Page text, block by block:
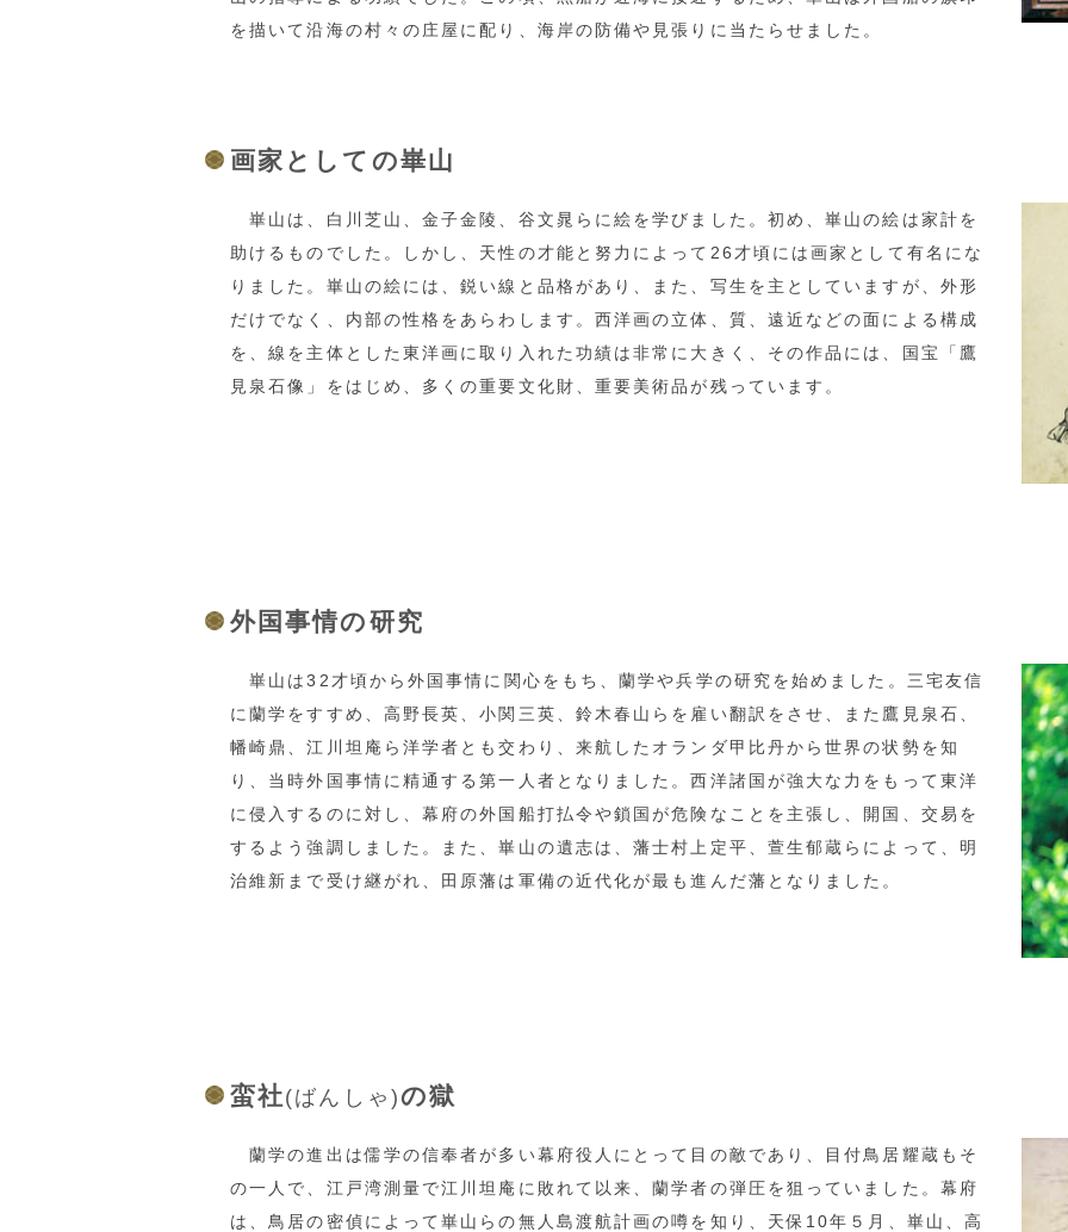
を描いて沿海の村々の庄屋に配り、海岸の防備や見張りに当たらせました。
画家としての崋山
崋山は、白川芝山、金子金陵、谷文晁らに絵を学びました。初め、崋山の絵は家計を
助けるものでした。しかし、天性の才能と努力によって26才頃には画家として有名にな
りました。崋山の絵には、鋭い線と品格があり、また、写生を主としていますが、外形
だけでなく、内部の性格をあらわします。西洋画の立体、質、遠近などの面による構成
を、線を主体とした東洋画に取り入れた功績は非常に大きく、その作品には、国宝「鷹
見泉石像」をはじめ、多くの重要文化財、重要美術品が残っています。
外国事情の研究
崋山は32才頃から外国事情に関心をもち、蘭学や兵学の研究を始めました。三宅友信
に蘭学をすすめ、高野長英、小関三英、鈴木春山らを雇い翻訳をさせ、また鷹見泉石、
幡崎鼎、江川坦庵ら洋学者とも交わり、来航したオランダ甲比丹から世界の状勢を知
り、当時外国事情に精通する第一人者となりました。西洋諸国が強大な力をもって東洋
に侵入するのに対し、幕府の外国船打払令や鎖国が危険なことを主張し、開国、交易を
するよう強調しました。また、崋山の遺志は、藩士村上定平、萱生郁蔵らによって、明
治維新まで受け継がれ、田原藩は軍備の近代化が最も進んだ藩となりました。
蛮社(ばんしゃ) の獄
蘭学の進出は儒学の信奉者が多い幕府役人にとって目の敵であり、目付鳥居耀蔵もそ
の一人で、江戸湾測量で江川坦庵に敗れて以来、蘭学者の弾圧を狙っていました。幕府
は、鳥居の密偵によって崋山らの無人島渡航計画の噂を知り、天保10年５月、崋山、高